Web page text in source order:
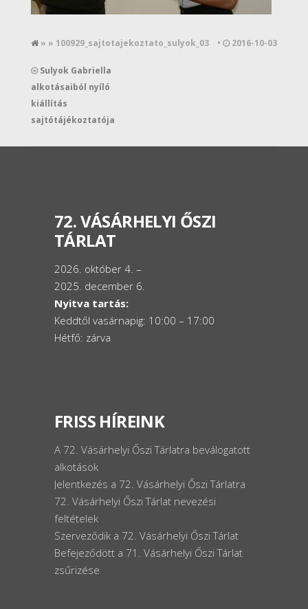
» » 100929_sajtotajekoztato_sulyok_03 • 2016-10-03
Sulyok Gabriella
alkotásaiból nyíló
kiállítás
sajtótájékoztatója
72. VÁSÁRHELYI ŐSZI
TÁRLAT
2026. október 4. –
2025. december 6.
Nyitva tartás:
Keddtől vasárnapig: 10:00 – 17:00
Hétfő: zárva
FRISS HÍREINK
A 72. Vásárhelyi Őszi Tárlatra beválogatott
alkotások
Jelentkezés a 72. Vásárhelyi Őszi Tárlatra
72. Vásárhelyi Őszi Tárlat nevezési
feltételek
Szerveződik a 72. Vásárhelyi Őszi Tárlat
Befejeződött a 71. Vásárhelyi Őszi Tárlat
zsűrizése